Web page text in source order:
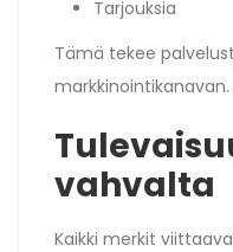
Tarjouksia
Tämä tekee
markkinointikanavan.
vahvalta
Kaikki merkit